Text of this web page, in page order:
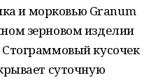
и морковью Granum
зерновом изделии
кусочек
суточную